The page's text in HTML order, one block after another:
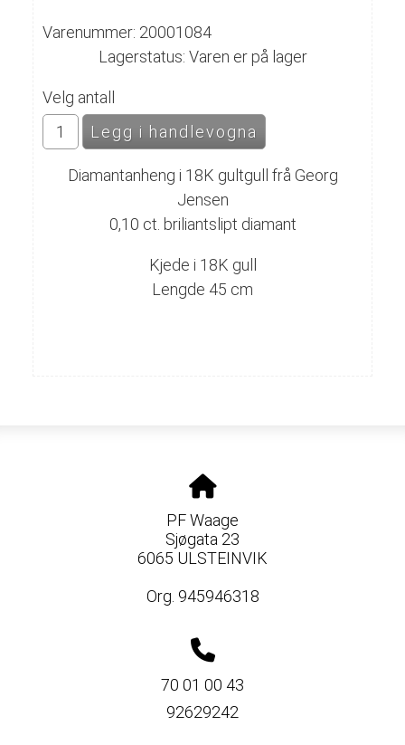
Varenummer: 20001084
Lagerstatus: Varen er på lager
Velg antall
Diamantanheng i 18K gultgull frå Georg
Jensen
0,10 ct. briliantslipt diamant
Kjede i 18K gull
Lengde 45 cm
PF Waage
Sjøgata 23
6065 ULSTEINVIK
Org. 945946318
70 01 00 43
92629242